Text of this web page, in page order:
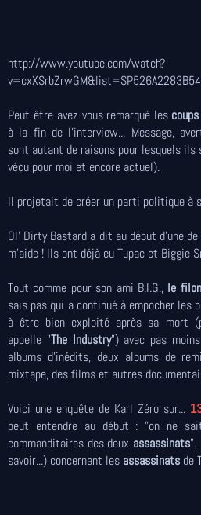
http://www.youtube.com/watch?
Peut-être avez-vous remarqué les
à la fin de l'interview... Message,
sont autant de raisons pour lesquels ils
vécu pour moi et encore actuel).
Il projetait de créer un parti politique à
Ol' Dirty Bastard a dit au début d'une de
m'aide ! Ils ont déjà eu Tupac et Biggie
Tout comme pour son ami B.I.G., le
sais pas qui a continué à empocher les
à être bien exploité après sa mort
appelle "The Industry") avec pas
albums d'inédits, deux albums de
mixtape, des films et autres
Voici une enquête de Karl Zéro sur...
peut entendre au début : "on ne
commanditaires des deux assassinats".
savoir...) concernant les assassinats de